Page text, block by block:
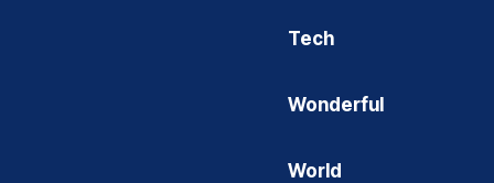
Tech
Wonderful
World